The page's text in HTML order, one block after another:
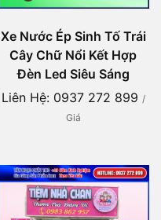
Xe Nước Ép Sinh Tố Trái
Cây Chữ Nổi Kết Hợp
Đèn Led Siêu Sáng
Liên Hệ: 0937 272 899 /
Giá